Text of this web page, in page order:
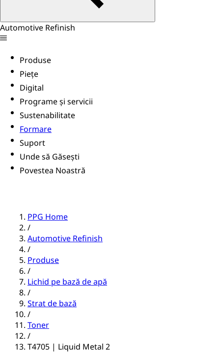
Automotive Refinish
Produse
Piețe
Digital
Programe și servicii
Sustenabilitate
Formare
Suport
Unde să Găsești
Povestea Noastră
PPG Home
/
Automotive Refinish
/
Produse
/
Lichid pe bază de apă
/
Strat de bază
/
Toner
/
T4705 | Liquid Metal 2